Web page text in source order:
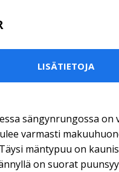
LISÄTIETOJA
sängynrungossa on
varmasti
mäntypuu on
on suorat